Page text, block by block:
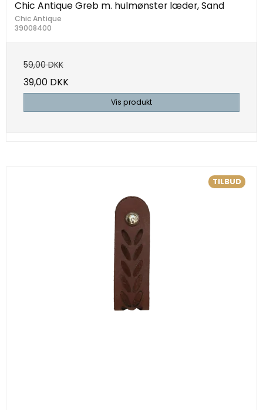
Chic Antique Greb m. hulmønster læder, Sand
Chic Antique
39008400
59,00 DKK
39,00 DKK
Vis produkt
TILBUD